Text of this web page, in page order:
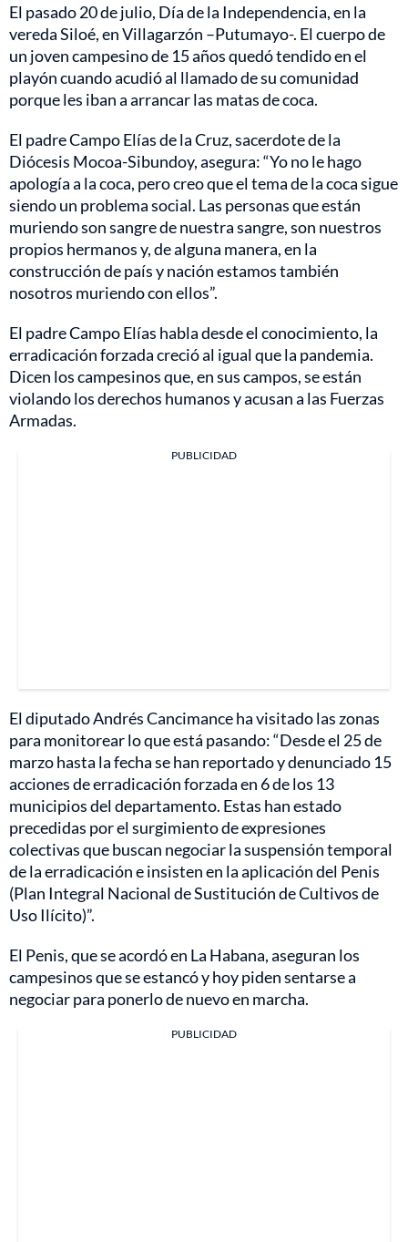
El pasado 20 de julio, Día de la Independencia, en la
vereda Siloé, en Villagarzón –Putumayo-. El cuerpo de
un joven campesino de 15 años quedó tendido en el
playón cuando acudió al llamado de su comunidad
porque les iban a arrancar las matas de coca.
El padre Campo Elías de la Cruz, sacerdote de la
Diócesis Mocoa-Sibundoy, asegura: “Yo no le hago
apología a la coca, pero creo que el tema de la coca sigue
siendo un problema social. Las personas que están
muriendo son sangre de nuestra sangre, son nuestros
propios hermanos y, de alguna manera, en la
construcción de país y nación estamos también
nosotros muriendo con ellos”.
El padre Campo Elías habla desde el conocimiento, la
erradicación forzada creció al igual que la pandemia.
Dicen los campesinos que, en sus campos, se están
violando los derechos humanos y acusan a las Fuerzas
Armadas.
PUBLICIDAD
El diputado Andrés Cancimance ha visitado las zonas
para monitorear lo que está pasando: “Desde el 25 de
marzo hasta la fecha se han reportado y denunciado 15
acciones de erradicación forzada en 6 de los 13
municipios del departamento. Estas han estado
precedidas por el surgimiento de expresiones
colectivas que buscan negociar la suspensión temporal
de la erradicación e insisten en la aplicación del Penis
(Plan Integral Nacional de Sustitución de Cultivos de
Uso Ilícito)”.
El Penis, que se acordó en La Habana, aseguran los
campesinos que se estancó y hoy piden sentarse a
negociar para ponerlo de nuevo en marcha.
PUBLICIDAD